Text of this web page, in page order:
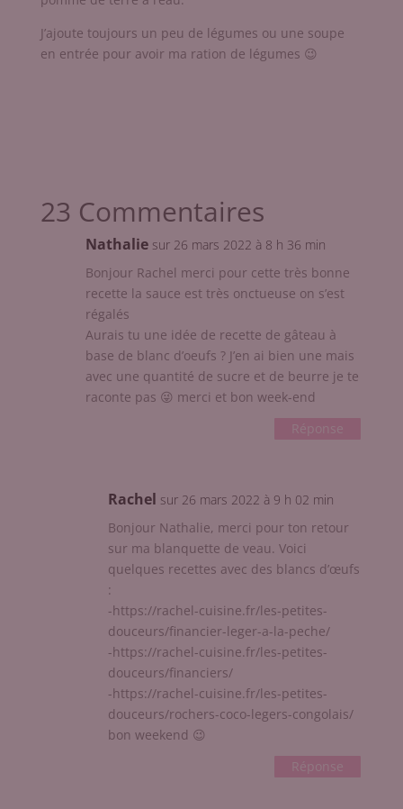
J’ajoute toujours un peu de légumes ou une soupe
en entrée pour avoir ma ration de légumes 😉
23 Commentaires
Nathalie sur 26 mars 2022 à 8 h 36 min
Bonjour Rachel merci pour cette très bonne
recette la sauce est très onctueuse on s’est
régalés
Aurais tu une idée de recette de gâteau à
base de blanc d’oeufs ? J’en ai bien une mais
avec une quantité de sucre et de beurre je te
raconte pas 😜 merci et bon week-end
Réponse
Rachel sur 26 mars 2022 à 9 h 02 min
Bonjour Nathalie, merci pour ton retour
sur ma blanquette de veau. Voici
quelques recettes avec des blancs d’œufs
:
-https://rachel-cuisine.fr/les-petites-
douceurs/financier-leger-a-la-peche/
-https://rachel-cuisine.fr/les-petites-
douceurs/financiers/
-https://rachel-cuisine.fr/les-petites-
douceurs/rochers-coco-legers-congolais/
bon weekend 😉
Réponse